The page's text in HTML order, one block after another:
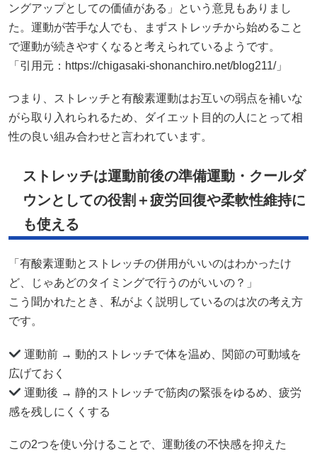
ングアップとしての価値がある」という意見もありまし
た。運動が苦手な人でも、まずストレッチから始めること
で運動が続きやすくなると考えられているようです。
「引用元：https://chigasaki-shonanchiro.net/blog211/」
つまり、ストレッチと有酸素運動はお互いの弱点を補いな
がら取り入れられるため、ダイエット目的の人にとって相
性の良い組み合わせと言われています。
ストレッチは運動前後の準備運動・クールダ
ウンとしての役割＋疲労回復や柔軟性維持に
も使える
「有酸素運動とストレッチの併用がいいのはわかったけ
ど、じゃあどのタイミングで行うのがいいの？」
こう聞かれたとき、私がよく説明しているのは次の考え方
です。
運動前 → 動的ストレッチで体を温め、関節の可動域を
広げておく
運動後 → 静的ストレッチで筋肉の緊張をゆるめ、疲労
感を残しにくくする
この2つを使い分けることで、運動後の不快感を抑えた